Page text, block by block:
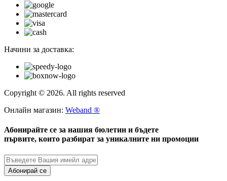
Начини за доставка:
Copyright © 2026. All rights reserved
Онлайн магазин: Weband ®
Абонирайте се за нашия бюлетин и бъдете
първите, които разбират за уникалните ни промоции
Абонирай се